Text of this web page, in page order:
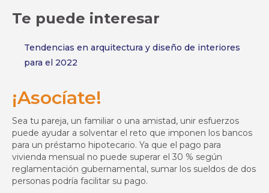
Te puede interesar
Tendencias en arquitectura y diseño de interiores
para el 2022
¡Asocíate!
Sea tu pareja, un familiar o una amistad, unir esfuerzos
puede ayudar a solventar el reto que imponen los bancos
para un préstamo hipotecario. Ya que el pago para
vivienda mensual no puede superar el 30 % según
reglamentación gubernamental, sumar los sueldos de dos
personas podría facilitar su pago.